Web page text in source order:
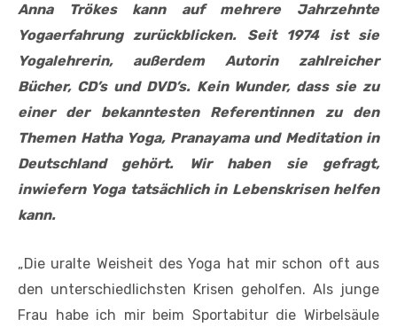
Anna Trökes kann auf mehrere Jahrzehnte
Yogaerfahrung zurückblicken. Seit 1974 ist sie
Yogalehrerin, außerdem Autorin zahlreicher
Bücher, CD’s und DVD’s. Kein Wunder, dass sie zu
einer der bekanntesten Referentinnen zu den
Themen Hatha Yoga, Pranayama und Meditation in
Deutschland gehört. Wir haben sie gefragt,
inwiefern Yoga tatsächlich in Lebenskrisen helfen
kann.
„Die uralte Weisheit des Yoga hat mir schon oft aus
den unterschiedlichsten Krisen geholfen. Als junge
Frau habe ich mir beim Sportabitur die Wirbelsäule